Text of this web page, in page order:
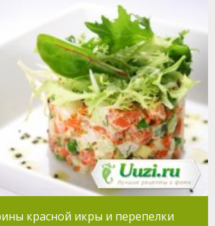
красной икры и перепелки